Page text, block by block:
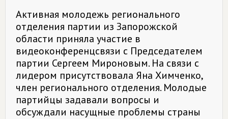
Активная молодежь регионального
отделения партии из Запорожской
области приняла участие в
видеоконференцсвязи с Председателем
партии Сергеем Мироновым. На связи с
лидером присутствовала Яна Химченко,
член регионального отделения. Молодые
партийцы задавали вопросы и
обсуждали насущные проблемы страны